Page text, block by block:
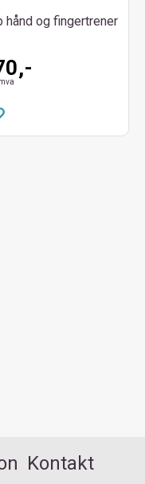
hånd og fingertrener
Kontakt